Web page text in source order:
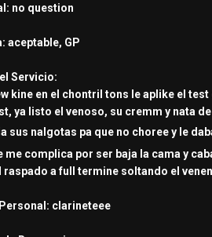
no question
aceptable, GP
Servicio:
kine en el chontril tons le aplike el
ya listo el venoso, su cremm y nata
sus nalgotas pa que no choree y le
me complica por ser baja la cama y
raspado a full termine soltando el
clarineteee